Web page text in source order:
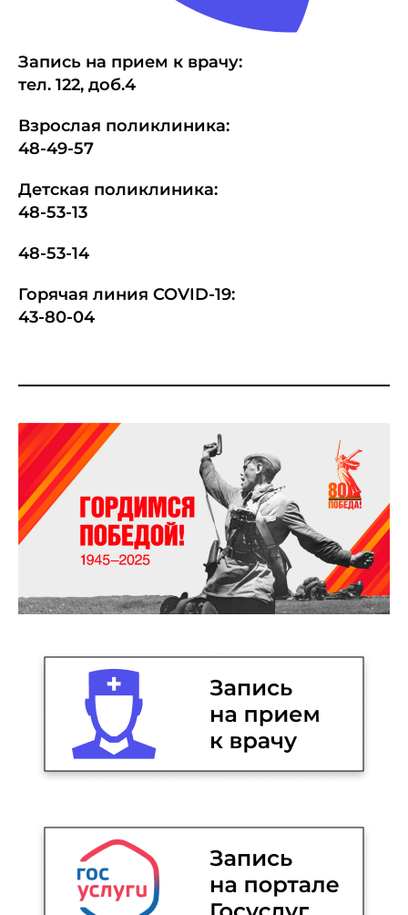
Запись на прием к врачу:
тел. 122, доб.4
Взрослая поликлиника:
48-49-57
Детская поликлиника:
48-53-13
48-53-14
Горячая линия COVID-19:
43-80-04